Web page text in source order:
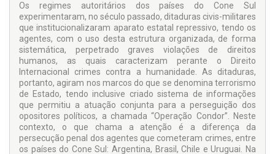
Os regimes autoritários dos países do Cone Sul
experimentaram, no século passado, ditaduras civis-militares
que institucionalizaram aparato estatal repressivo, tendo os
agentes, com o uso desta estrutura organizada, de forma
sistemática, perpetrado graves violações de direitos
humanos, as quais caracterizam perante o Direito
Internacional crimes contra a humanidade. As ditaduras,
portanto, agiram nos marcos do que se denomina terrorismo
de Estado, tendo inclusive criado sistema de informações
que permitiu a atuação conjunta para a perseguição dos
opositores políticos, a chamada “Operação Condor”. Neste
contexto, o que chama a atenção é a diferença da
persecução penal dos agentes que cometeram crimes, entre
os países do Cone Sul: Argentina, Brasil, Chile e Uruguai. Na